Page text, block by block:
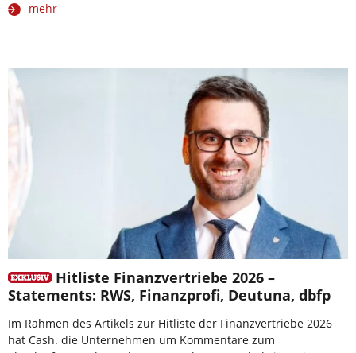
mehr
Hitliste Finanzvertriebe 2026 –
Statements: RWS, Finanzprofi, Deutuna, dbfp
Im Rahmen des Artikels zur Hitliste der Finanzvertriebe 2026
hat Cash. die Unternehmen um Kommentare zum